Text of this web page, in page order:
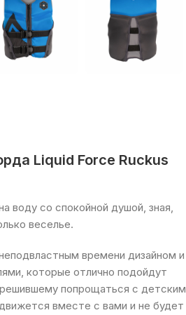
Liquid Force Ruckus
воду со спокойной душой, зная,
веселье.
времени дизайном и
которые отлично подойдут
попрощаться с детским
вместе с вами и не будет